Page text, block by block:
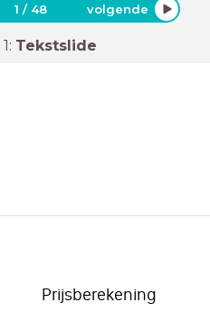
1 / 48 volgende
1: Tekstslide
Prijsberekening